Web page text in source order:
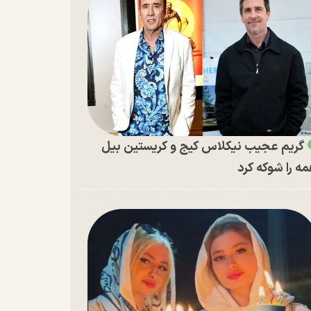
گریم عجیب نیکلاس کیج و کریستین بیل
را شوکه کرد